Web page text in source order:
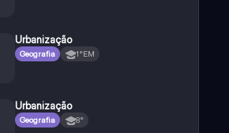
Urbanização
Geografia 1°EM
Urbanização
Geografia 8°